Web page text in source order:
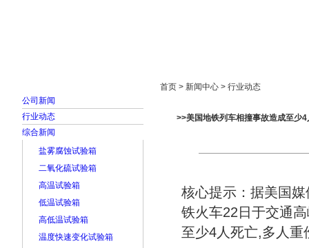
公司新闻
行业动态
综合新闻
盐雾腐蚀试验箱
二氧化硫试验箱
高温试验箱
低温试验箱
高低温试验箱
温度快速变化试验箱
首页 > 新闻中心 > 行业动态
>>美国地铁列车相撞事故造成至少4
核心提示：据美国
铁火车22日于交通
至少4人死亡,多人重